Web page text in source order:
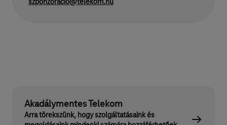
szponzoracio@telekom.hu
Akadálymentes Telekom
Arra törekszünk, hogy szolgáltatásaink és